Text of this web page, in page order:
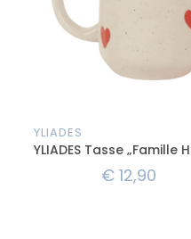
YLIADES
YLIADES Tasse „Famille
€12,90